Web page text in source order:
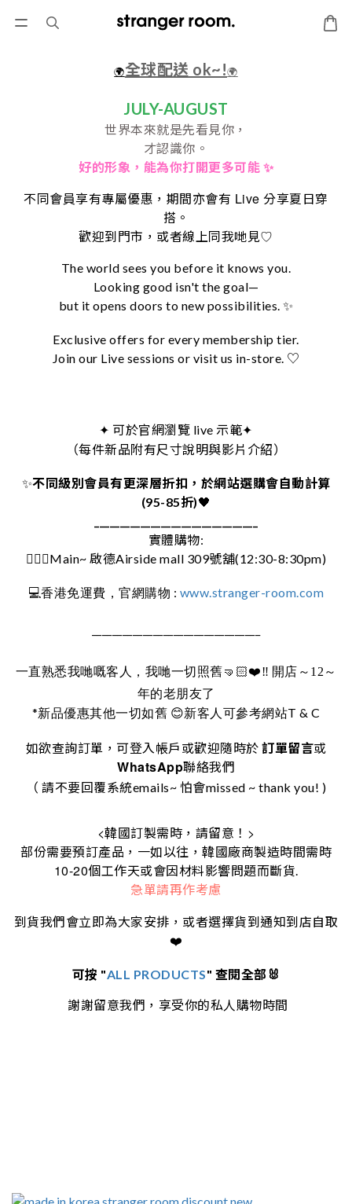
🌍全球配送 ok~!🌍
JULY-AUGUST
世界本來就是先看見你，
才認識你。
好的形象， 能為你打開更多可能 ✨
不同會員享有專屬優惠，期間亦會有 Live分享夏日穿
搭。
歡迎到門市，或者線上同我哋見♡
The world sees you before it knows you.
Looking good isn't the goal—
but it opens doors to new possibilities. ✨
Exclusive offers for every membership tier.
Join our Live sessions or visit us in-store. ♡
✦ 可於官網瀏覽 live 示範✦
（每件新品附有尺寸說明與影片介紹）
✨不同級別會員有更深層折扣，於網站選購會自動計算
(95-85折)🖤
實體購物:
🚶🏻‍♀️Main~ 啟德Airside mall 309號舖(12:30-8:30pm)
💻香港免運費，官網購物 : www.stranger-room.com
一直熟悉我哋嘅客人，我哋一切照舊🤜🏻❤️‼️ 開店～12～
年的老朋友了
*新品優惠其他一切如舊 😊新客人可參考網站T & C
如欲查詢訂單，可登入帳戶或歡迎隨時於 訂單留言或
WhatsApp聯絡我們
（ 請不要回覆系統emails~ 怕會missed ~ thank you! )
<韓國訂製需時，請留意！ >
部份需要預訂產品，一如以往，韓國廠商製造時間需時
10-20個工作天或會因材料影響問題而斷貨.
急單請再作考慮
到貨我們會立即為大家安排，或者選擇貨到通知到店自取
❤️
可按 "ALL PRODUCTS" 查閱全部🐰
謝謝留意我們，享受你的私人購物時間